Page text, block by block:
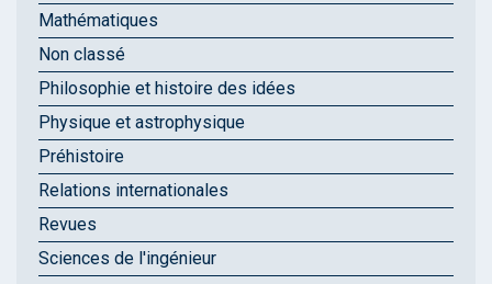
Mathématiques
Non classé
Philosophie et histoire des idées
Physique et astrophysique
Préhistoire
Relations internationales
Revues
Sciences de l'ingénieur